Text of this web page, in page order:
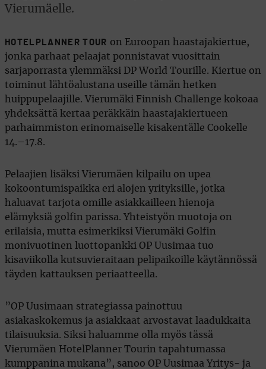
Vierumäelle.
HOTELPLANNER TOUR on Euroopan haastajakiertue,
jonka parhaat pelaajat ponnistavat vuosittain
sarjaporrasta ylemmäksi DP World Tourille. Kiertue on
toiminut lähtöalustana useille tämän hetken
huippupelaajille. Vierumäki Finnish Challenge kokoaa
yhdeksättä kertaa peräkkäin haastajakiertueen
parhaimmiston erinomaiselle kisakentälle Cookelle
14.–17.8.
Pelaajien lisäksi Vierumäen kilpailu on upea
kokoontumispaikka eri alojen yrityksille, jotka
haluavat tarjota omille asiakkailleen hienoja
elämyksiä golfin parissa. Yhteistyön muotoja on
erilaisia, mutta esimerkiksi Vierumäki Golfin
monivuotinen luottopankki OP Uusimaa tuo
kisaviikolla kutsuvieraitaan pelipaikoille käytännössä
täyden kattauksen periaatteella.
”OP Uusimaan strategiassa painottuu
asiakaskokemus ja asiakkaat arvostavat laadukkaita
tilaisuuksia. Siksi haluamme olla myös tässä
Vierumäen HotelPlanner Tourin tapahtumassa
kumppanina mukana”, sanoo OP Uusimaa Yritys- ja